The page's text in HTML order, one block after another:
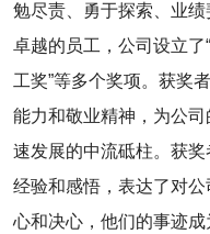
勉尽责、勇于探索、业
卓越的员工，公司设立了
工奖”等多个奖项。获奖
能力和敬业精神，为公
速发展的中流砥柱。获
经验和感悟，表达了对
心和决心，他们的事迹成